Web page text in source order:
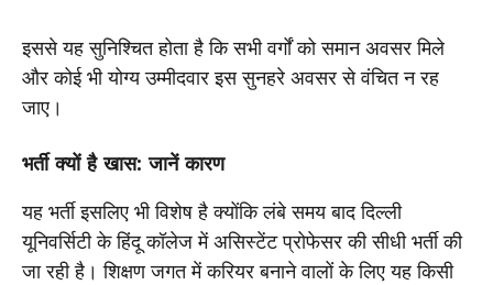
इससे यह सुनिश्चित होता है कि सभी वर्गों को समान अवसर मिले
और कोई भी योग्य उम्मीदवार इस सुनहरे अवसर से वंचित न रह
जाए।
भर्ती क्यों है खास: जानें कारण
यह भर्ती इसलिए भी विशेष है क्योंकि लंबे समय बाद दिल्ली
यूनिवर्सिटी के हिंदू कॉलेज में असिस्टेंट प्रोफेसर की सीधी भर्ती की
जा रही है। शिक्षण जगत में करियर बनाने वालों के लिए यह किसी